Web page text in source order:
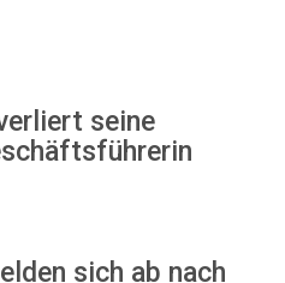
seine
sich ab nach